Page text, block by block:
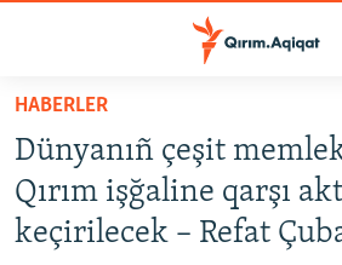
Esas
qaytmaq
Baş
navigatsiyağa
qaytmaq
SİYASET
İQTİSADİYAT
HABERLER
Dünyanıñ çeşit
Qırım işğaline qarşı
keçirilecek – Refat